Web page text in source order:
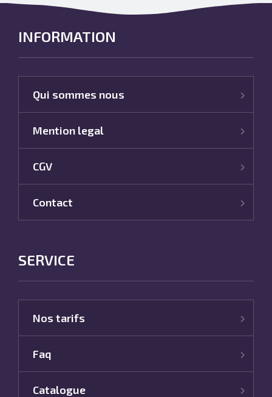
INFORMATION
Qui sommes nous
Mention legal
CGV
Contact
SERVICE
Nos tarifs
Faq
Catalogue